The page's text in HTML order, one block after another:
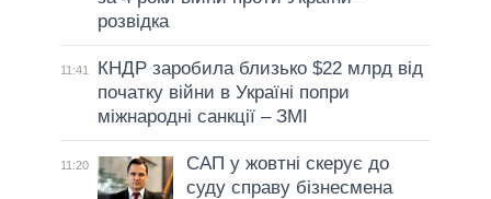
розвідка
11:41
КНДР заробила близько $22 млрд від
початку війни в Україні попри
міжнародні санкції – ЗМІ
11:20
САП у жовтні скерує до
суду справу бізнесмена